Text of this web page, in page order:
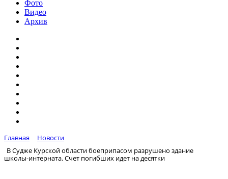
Фото
Видео
Архив
Главная
Новости
В Судже Курской области боеприпасом разрушено здание
школы-интерната. Счет погибших идет на десятки